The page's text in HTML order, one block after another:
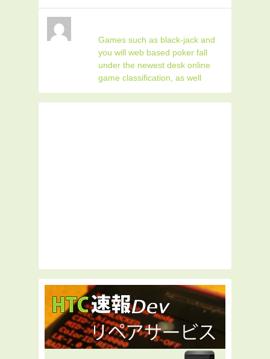
Games such as black-jack and
you will web based poker fall
under the newest desk online
game classification, as well